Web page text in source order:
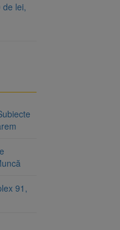
de lei,
91,